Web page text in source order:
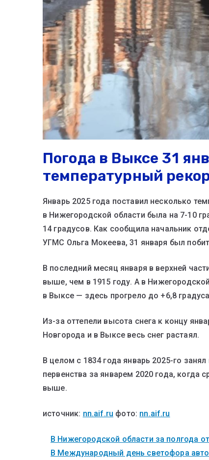
Погода в Выксе 31
температурный
Январь 2025 года поставил несколько
в Нижегородской области была на 7-10
14 градусов. Как сообщила начальник
УГМС Ольга Мокеева, 31 января был
В последний месяц января в верхней
выше, чем в 1915 году. А в
в Выксе — здесь прогрело до +6,8
Из-за оттепели высота снега к концу
Новгорода и в Выксе весь снег растаял.
В целом с 1834 года январь 2025-го
первенства за январем 2020 года, когда
выше.
источник: nn.aif.ru фото: nn.aif.ru
В Нижегородской области за полгода
В Международный день светофора